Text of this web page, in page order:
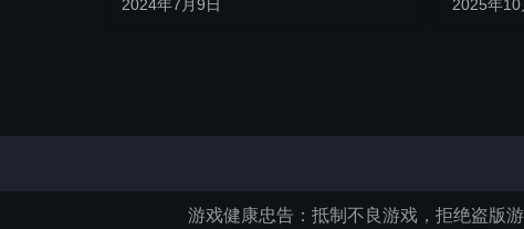
2024年7月9日 2025年10
游戏健康忠告：抵制不良游戏，拒绝盗版